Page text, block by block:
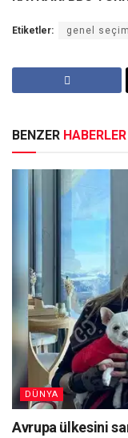
Etiketler: genel seçim
BENZER HABERLER
DÜNYA
Avrupa ülkesini